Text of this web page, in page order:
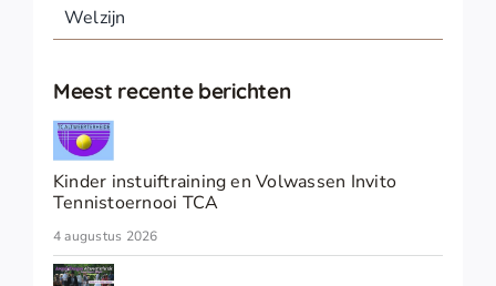
Welzijn
Meest recente berichten
Kinder instuiftraining en Volwassen Invito
Tennistoernooi TCA
4 augustus 2026